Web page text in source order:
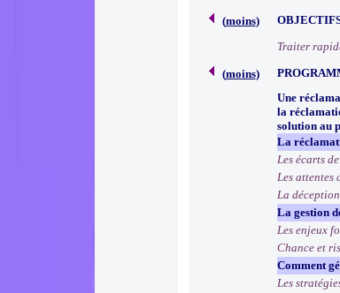
(moins)
Traiter
(moins)
Une
la
solution au
La
Les écarts
Les attentes
La
La gestion
Les enjeux
Chance et
Comment
Les